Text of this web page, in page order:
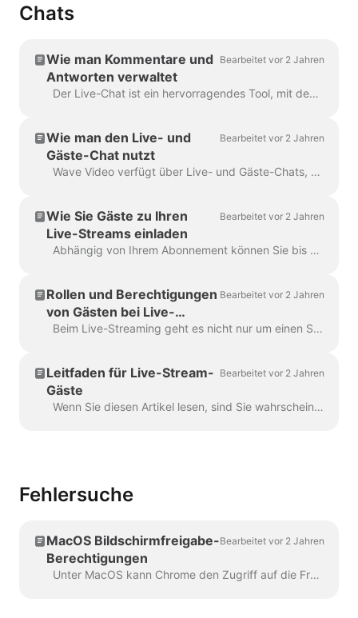
Chats
Wie man Kommentare und
Antworten verwaltet
Bearbeitet vor 2 Jahren
Der Live-Chat ist ein hervorragendes Tool, mit dem Sie während Ihres Multistreams leicht mit Ihrem Publikum in Kontakt treten können. Es zeigt alle Antworten von jedem Zielpublikum an...
Wie man den Live- und
Gäste-Chat nutzt
Bearbeitet vor 2 Jahren
Wave Video verfügt über Live- und Gäste-Chats, die unterschiedlichen Zwecken dienen. Der Live-Chat zeigt alle Nachrichten von Ihren Zuschauern aus verschiedenen Zielorten während...
Wie Sie Gäste zu Ihren
Live-Streams einladen
Bearbeitet vor 2 Jahren
Abhängig von Ihrem Abonnement können Sie bis zu 12 Personen zu Ihrer Sendung einladen. Der Einladungsprozess ist so einfach wie das Kopieren und Einfügen eines Links. Er...
Rollen und Berechtigungen
von Gästen bei Live-
Streams
Bearbeitet vor 2 Jahren
Beim Live-Streaming geht es nicht nur um einen Sprecher und die Vermittlung wertvoller Inhalte. Um ein fesselndes und visuell ansprechendes Live-Video-Event zu gestalten, müssen Sie...
Leitfaden für Live-Stream-
Gäste
Bearbeitet vor 2 Jahren
Wenn Sie diesen Artikel lesen, sind Sie wahrscheinlich eingeladen worden, an einer Übertragung mit Wave.video teilzunehmen. Herzlichen Glückwunsch! Um das beste Seherlebnis zu...
Fehlersuche
MacOS Bildschirmfreigabe-
Berechtigungen
Bearbeitet vor 2 Jahren
Unter MacOS kann Chrome den Zugriff auf die Freigabe des Bildschirms verlieren. Wenn das passiert, folgen Sie bitte diesen Schritten, um den Zugriff wiederherzustellen: Öffnen Sie die Systemeinstellungen und die...